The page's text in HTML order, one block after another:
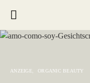
ANZEIGE ORGANIC BEAUTY